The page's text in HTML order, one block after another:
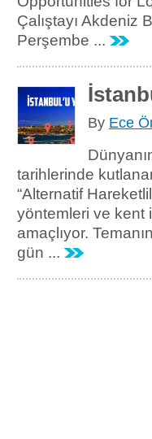
Çalıştayı Akdeniz
Perşembe ...
By Ece
tarihlerinde
“Alternatif
yöntemleri ve kent
amaçlıyor.
gün ...